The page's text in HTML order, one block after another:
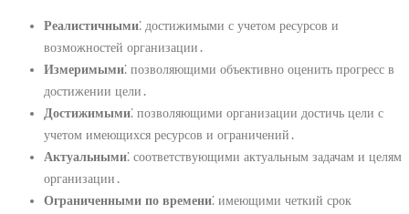
Реалистичными⁚ достижимыми с учетом ресурсов и
возможностей организации․
Измеримыми⁚ позволяющими объективно оценить прогресс в
достижении цели․
Достижимыми⁚ позволяющими организации достичь цели с
учетом имеющихся ресурсов и ограничений․
Актуальными⁚ соответствующими актуальным задачам и целям
организации․
Ограниченными по времени⁚ имеющими четкий срок